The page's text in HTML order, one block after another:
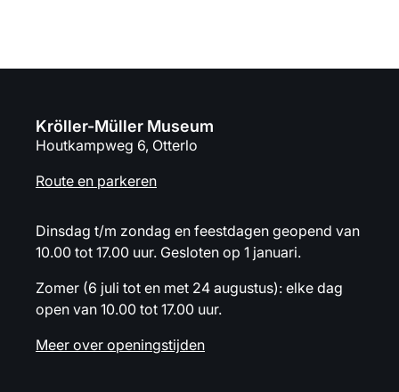
Kröller-Müller Museum
Houtkampweg 6, Otterlo
Route en parkeren
Dinsdag t/m zondag en feestdagen geopend van
10.00 tot 17.00 uur. Gesloten op 1 januari.
Zomer (6 juli tot en met 24 augustus): elke dag
open van 10.00 tot 17.00 uur.
Meer over openingstijden